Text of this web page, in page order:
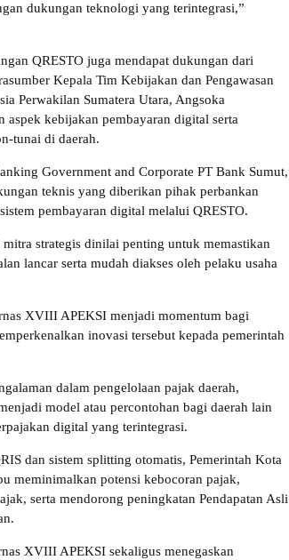
dukungan teknologi yang terintegrasi,”
QRESTO juga mendapat dukungan dari
Kepala Tim Kebijakan dan Pengawasan
Perwakilan Sumatera Utara, Angsoka
aspek kebijakan pembayaran digital serta
tunai di daerah.
Government and Corporate PT Bank Sumut,
teknis yang diberikan pihak perbankan
pembayaran digital melalui QRESTO.
strategis dinilai penting untuk memastikan
lancar serta mudah diakses oleh pelaku usaha
XVIII APEKSI menjadi momentum bagi
inovasi tersebut kepada pemerintah
dalam pengelolaan pajak daerah,
model atau percontohan bagi daerah lain
digital yang terintegrasi.
dan sistem splitting otomatis, Pemerintah Kota
meminimalkan potensi kebocoran pajak,
serta mendorong peningkatan Pendapatan Asli
XVIII APEKSI sekaligus menegaskan